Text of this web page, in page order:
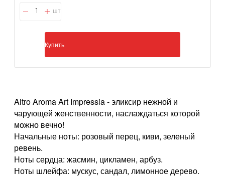
шт
Купить
Altro Aroma Art Impressia - эликсир нежной и
чарующей женственности, наслаждаться которой
можно вечно!
Начальные ноты: розовый перец, киви, зеленый
ревень.
Ноты сердца: жасмин, цикламен, арбуз.
Ноты шлейфа: мускус, сандал, лимонное дерево.